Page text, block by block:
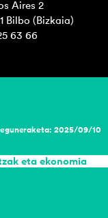
Aires 2
Bilbo (Bizkaia)
63 66
2025/09/10
eta ekonomia